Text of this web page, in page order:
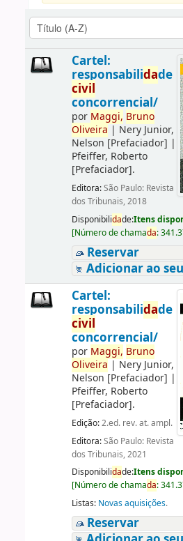
Cartel:
responsabilidade
civil
concorrencial/
por Maggi, Bruno
Oliveira | Nery Junior,
Nelson [Prefaciador] |
Pfeiffer, Roberto
[Prefaciador].
Editora:São Paulo: Revista
dos Tribunais, 2018
Disponibilidade:Itens
[Número de chamada:
Reservar
Adicionar ao
Cartel:
responsabilidade
civil
concorrencial/
por Maggi, Bruno
Oliveira | Nery Junior,
Nelson [Prefaciador] |
Pfeiffer, Roberto
[Prefaciador].
Edição:2.ed. rev. at. ampl.
Editora:São Paulo: Revista
dos Tribunais, 2021
Disponibilidade:Itens
[Número de chamada:
Listas: Novas aquisições.
Reservar